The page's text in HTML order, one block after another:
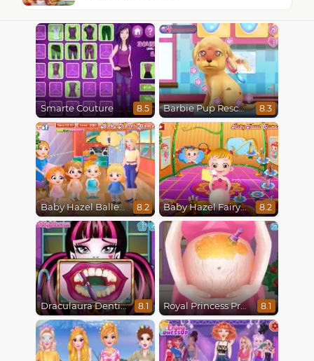
Smarte Couture 8.5 Barbie Pup Rescue 8.3
Baby Hazel Ballerina Dance 8.2 Baby Hazel Fairyland Ballet 8.2
Draculaura Dentist 8.1 Royal Princess Pregnant 8.1